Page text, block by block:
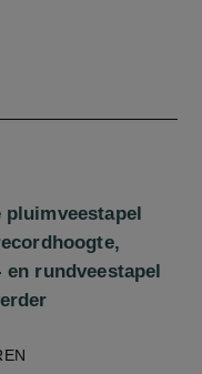
pluimveestapel
en rundveestapel